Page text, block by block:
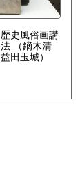
史風俗画講
（鏑木清
田玉城）